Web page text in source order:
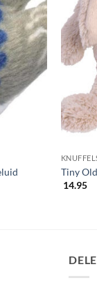
Tiny
14.95